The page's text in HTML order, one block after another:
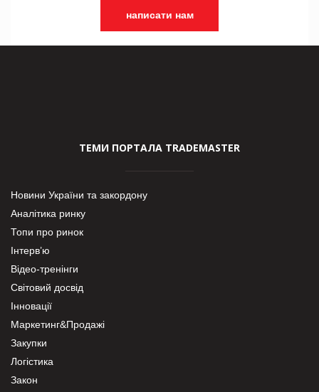
написати нам
ТЕМИ ПОРТАЛА TRADEMASTER
Новини України та закордону
Аналітика ринку
Топи про ринок
Інтерв’ю
Відео-тренінги
Світовий досвід
Інновації
Маркетинг&Продажі
Закупки
Логістика
Закон